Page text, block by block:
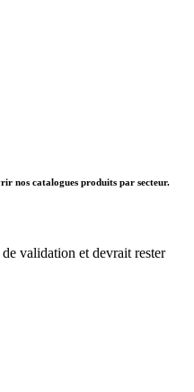
nos catalogues produits par secteur.
validation et devrait rester